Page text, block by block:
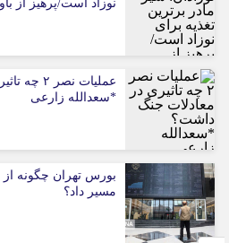
نوزاد است/پرهیز از
عملیات
*سعدالله زارعی
بورس تهران چگونه
مسیر داد؟